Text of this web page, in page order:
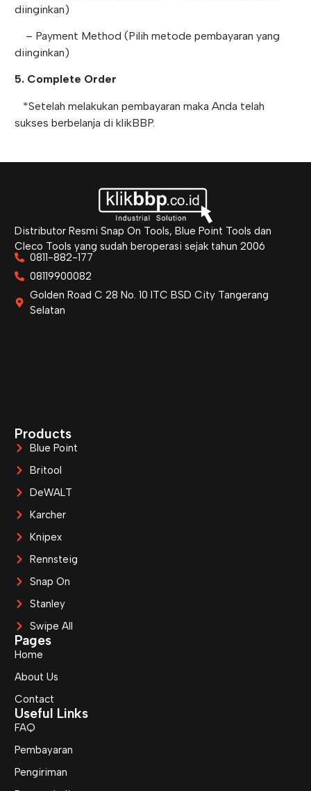
diinginkan)
– Payment Method (Pilih metode pembayaran yang
diinginkan)
5. Complete Order
*Setelah melakukan pembayaran maka Anda telah
sukses berbelanja di klikBBP.
Distributor Resmi Snap On Tools, Blue Point Tools dan
Cleco Tools yang sudah beroperasi sejak tahun 2006
0811-882-177
08119900082
Golden Road C 28 No. 10 ITC BSD City Tangerang
Selatan
Products
Blue Point
Britool
DeWALT
Karcher
Knipex
Rennsteig
Snap On
Stanley
Swipe All
Pages
Home
About Us
Contact
Useful Links
FAQ
Pembayaran
Pengiriman